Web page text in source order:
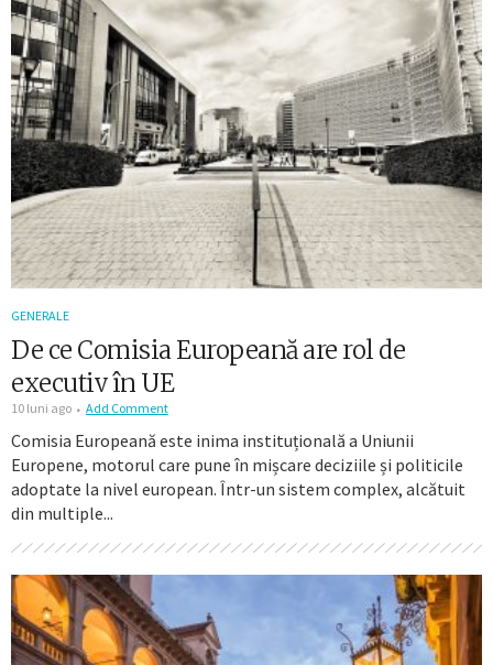
GENERALE
De ce Comisia Europeană are rol de
executiv în UE
10 luni ago Add Comment
Comisia Europeană este inima instituțională a Uniunii
Europene, motorul care pune în mișcare deciziile și politicile
adoptate la nivel european. Într-un sistem complex, alcătuit
din multiple...